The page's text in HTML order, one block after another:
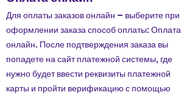
Для оплаты заказов онлайн – выберите при
оформлении заказа способ оплаты: Оплата
онлайн. После подтверждения заказа вы
попадете на сайт платежной системы, где
нужно будет ввести реквизиты платежной
карты и пройти верификацию с помощью